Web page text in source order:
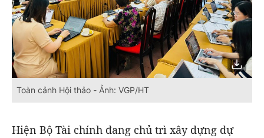
Toàn cảnh Hội thảo - Ảnh: VGP/HT
Hiện Bộ Tài chính đang chủ trì xây dựng dự